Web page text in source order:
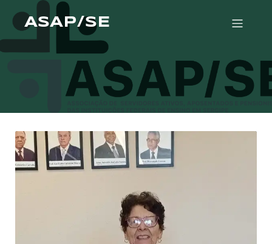
ASAP/SE